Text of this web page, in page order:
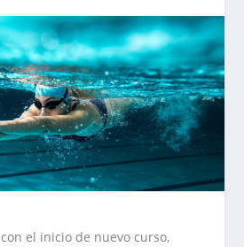
el inicio de nuevo curso,